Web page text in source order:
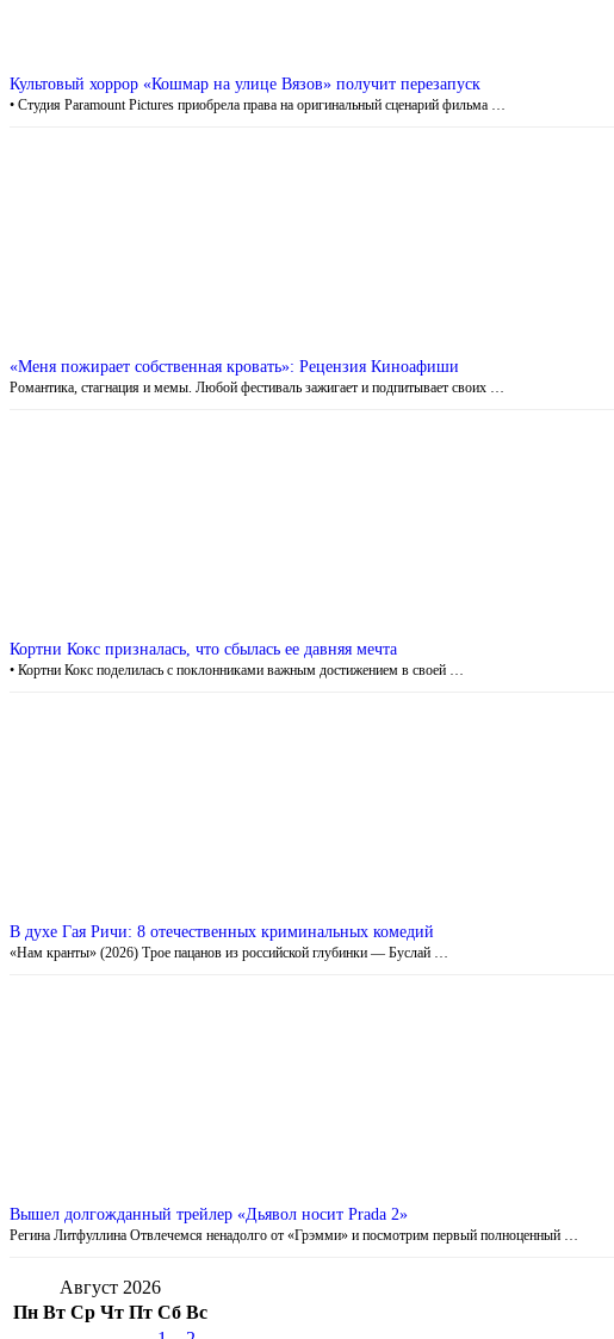
Культовый хоррор «Кошмар на улице Вязов» получит перезапуск
• Студия Paramount Pictures приобрела права на оригинальный сценарий фильма …
«Меня пожирает собственная кровать»: Рецензия Киноафиши
Романтика, стагнация и мемы. Любой фестиваль зажигает и подпитывает своих …
Кортни Кокс призналась, что сбылась ее давняя мечта
• Кортни Кокс поделилась с поклонниками важным достижением в своей …
В духе Гая Ричи: 8 отечественных криминальных комедий
«Нам кранты» (2026) Трое пацанов из российской глубинки — Буслай …
Вышел долгожданный трейлер «Дьявол носит Prada 2»
Регина Литфуллина Отвлечемся ненадолго от «Грэмми» и посмотрим первый полноценный …
Август 2026
Пн Вт Ср Чт Пт Сб Вс